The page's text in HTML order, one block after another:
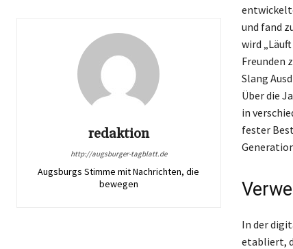
redaktion
http://augsburger-tagblatt.de
Augsburgs Stimme mit Nachrichten, die
bewegen
und fand
wird
Freunden
Slang
Über die
in
fester
In der
etabliert,